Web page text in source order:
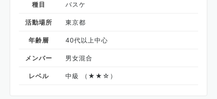
種目 バスケ
活動場所 東京都
年齢層 40代以上中心
メンバー 男女混合
レベル 中級 （★★☆）